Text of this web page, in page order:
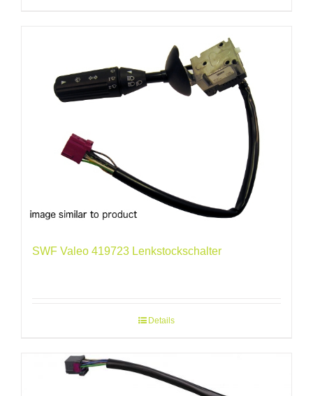
SWF Valeo 419723 Lenkstockschalter
Details